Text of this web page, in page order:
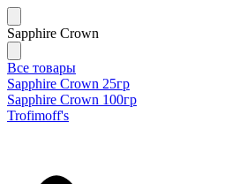
Sapphire Crown
Все товары
Sapphire Crown 25гр
Sapphire Crown 100гр
Trofimoff's